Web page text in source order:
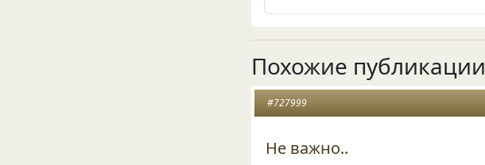
Похожие публикации
#727999
Не важно..